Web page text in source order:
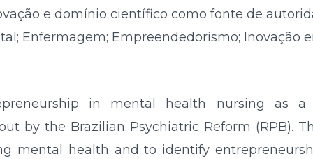
e domínio científico como fonte de
Enfermagem; Empreendedorismo; Inovação
in mental health nursing as
by the Brazilian Psychiatric Reform (RPB).
mental health and to identify